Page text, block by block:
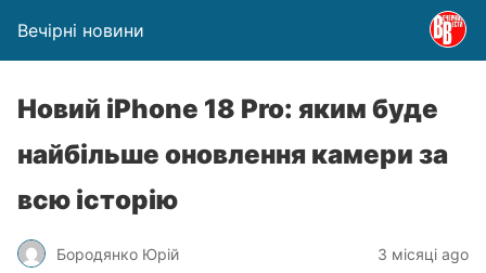
Вечірні новини
Новий iPhone 18 Pro: яким буде
найбільше оновлення камери за
всю історію
Бородянко Юрій 3 місяці ago